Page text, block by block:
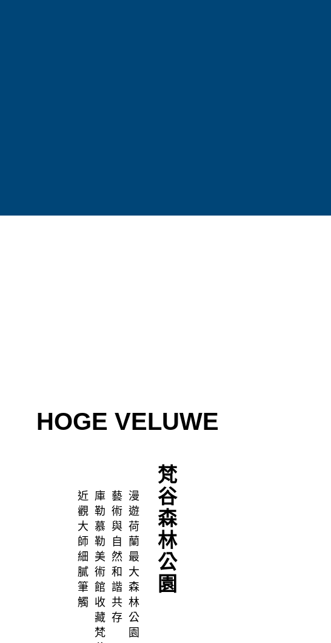
HOGE VELUWE
近
觀
大
師
細
膩
筆
觸
庫
勒
慕
勒
美
術
館
收
藏
梵
藝
術
與
自
然
和
諧
共
存
漫
遊
荷
蘭
最
大
森
林
公
園
梵
谷
森
林
公
園